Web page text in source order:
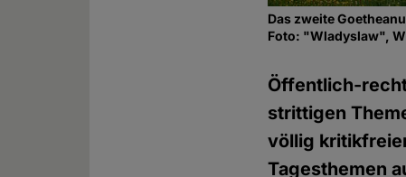
Das zweite
Foto: "Wladyslaw",
Öffentlich-
strittigen
völlig
Tagesthemen